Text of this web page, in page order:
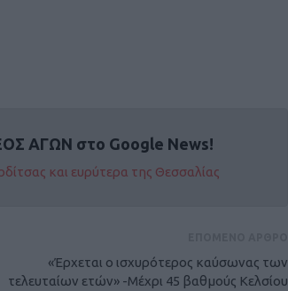
ΑΓΩΝ στο Google News!
και ευρύτερα της Θεσσαλίας
«Έρχεται ο ισχυρότερος καύσωνας των
τελευταίων ετών» -Mέχρι 45 βαθμούς Κελσίου